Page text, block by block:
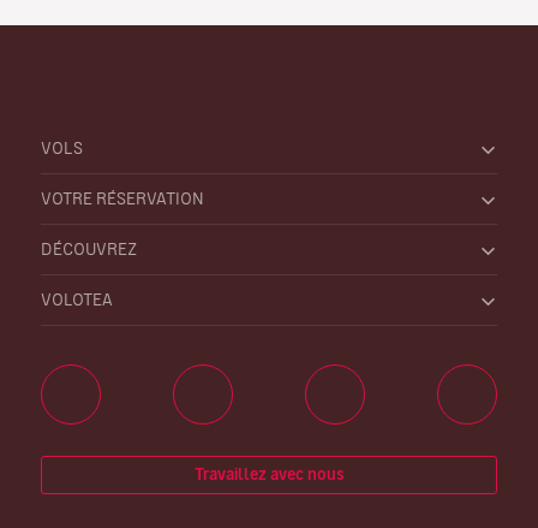
VOLS
VOTRE RÉSERVATION
DÉCOUVREZ
VOLOTEA
Travaillez avec nous